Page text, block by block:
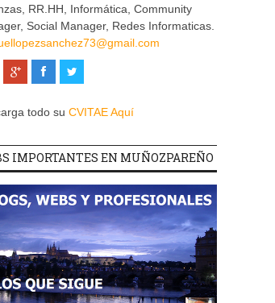
RR.HH, Informática, Community
Social Manager, Redes Informaticas.
todo su CVITAE Aquí
IMPORTANTES EN MUÑOZPAREÑO